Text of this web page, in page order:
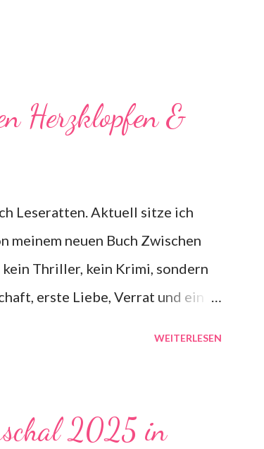
Herzklopfen &
Leseratten. Aktuell sitze ich
meinem neuen Buch Zwischen
Thriller, kein Krimi, sondern
erste Liebe, Verrat und ein
wird eine Lawine losgelöst, die
WEITERLESEN
2025 in